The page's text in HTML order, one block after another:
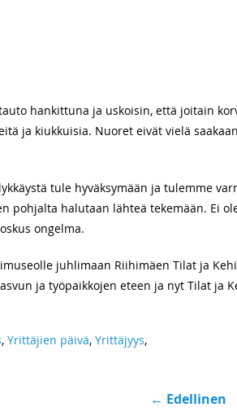
hankittuna ja uskoisin, että joitain
ja kiukkuisia. Nuoret eivät vielä
tule hyväksymään ja tulemme
pohjalta halutaan lähteä tekemään. Ei
ongelma.
juhlimaan Riihimäen Tilat ja
ja työpaikkojen eteen ja nyt Tilat ja
, Yrittäjien päivä, Yrittäjyys,
← Edellinen